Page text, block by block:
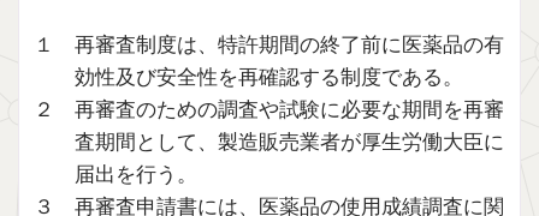
１ 再審査制度は、特許期間の終了前に医薬品の有
効性及び安全性を再確認する制度である。
２ 再審査のための調査や試験に必要な期間を再審
査期間として、製造販売業者が厚生労働大臣に
届出を行う。
３ 再審査申請書には、医薬品の使用成績調査に関